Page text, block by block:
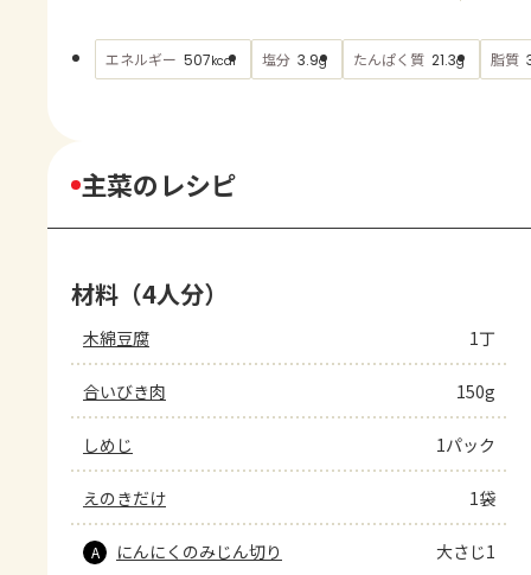
エネルギー 507kcal 塩分 3.9g たんぱく質 21.3g 脂質
主菜のレシピ
材料（4人分）
木綿豆腐 1丁
合いびき肉 150g
しめじ 1パック
えのきだけ 1袋
A にんにくのみじん切り 大さじ1